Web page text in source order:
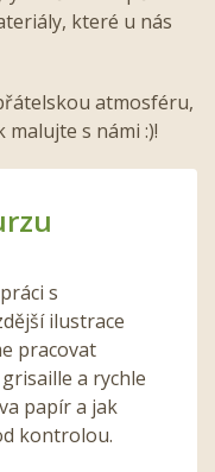
které u nás
atmosféru,
malujte s námi :)!
s
ilustrace
pracovat
a rychle
papír a jak
kontrolou.